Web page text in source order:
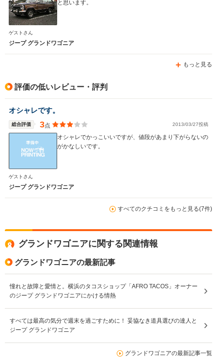
WLTCモード
燃費
と思います。
ゲストさん
ジープ グランドワゴニア
もっと見る
評価の低いレビュー・評判
オシャレです。
総合評価 3点 2013/03/27投稿
オシャレでかっこいいですが、値段があまり下がらないの
がかなしいです。
ゲストさん
ジープ グランドワゴニア
すべてのクチコミをもっと見る(7件)
グランドワゴニアに関する関連情報
グランドワゴニアの最新記事
憧れと故障と愛情と。横浜のタコスショップ「AFRO TACOS」オーナー
のジープ グランドワゴニアにかける情熱
すべては最高の気分で週末を過ごすために！ 妥協なき道具選びの達人と
ジープ グランドワゴニア
グランドワゴニアの最新記事一覧